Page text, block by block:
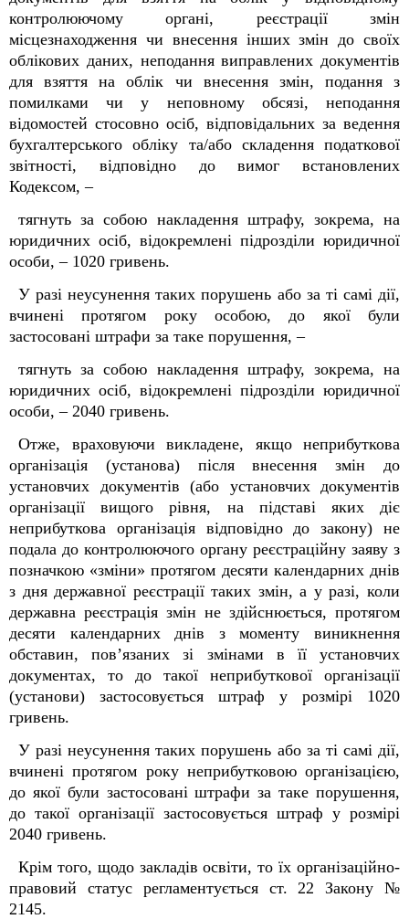
контролюючому органі, реєстрації змін
місцезнаходження чи внесення інших змін до своїх
облікових даних, неподання виправлених документів
для взяття на облік чи внесення змін, подання з
помилками чи у неповному обсязі, неподання
відомостей стосовно осіб, відповідальних за ведення
бухгалтерського обліку та/або складення податкової
звітності, відповідно до вимог встановлених
Кодексом, –
тягнуть за собою накладення штрафу, зокрема, на
юридичних осіб, відокремлені підрозділи юридичної
особи, – 1020 гривень.
У разі неусунення таких порушень або за ті самі дії,
вчинені протягом року особою, до якої були
застосовані штрафи за таке порушення, –
тягнуть за собою накладення штрафу, зокрема, на
юридичних осіб, відокремлені підрозділи юридичної
особи, – 2040 гривень.
Отже, враховуючи викладене, якщо неприбуткова
організація (установа) після внесення змін до
установчих документів (або установчих документів
організації вищого рівня, на підставі яких діє
неприбуткова організація відповідно до закону) не
подала до контролюючого органу реєстраційну заяву з
позначкою «зміни» протягом десяти календарних днів
з дня державної реєстрації таких змін, а у разі, коли
державна реєстрація змін не здійснюється, протягом
десяти календарних днів з моменту виникнення
обставин, пов’язаних зі змінами в її установчих
документах, то до такої неприбуткової організації
(установи) застосовується штраф у розмірі 1020
гривень.
У разі неусунення таких порушень або за ті самі дії,
вчинені протягом року неприбутковою організацією,
до якої були застосовані штрафи за таке порушення,
до такої організації застосовується штраф у розмірі
2040 гривень.
Крім того, щодо закладів освіти, то їх організаційно-
правовий статус регламентується ст. 22 Закону №
2145.